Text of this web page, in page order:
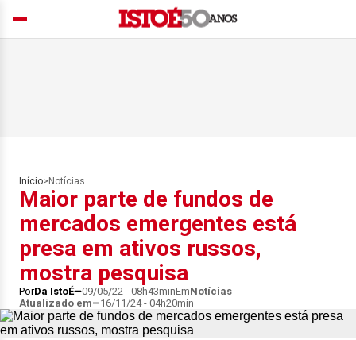
Início> Notícias
Maior parte de fundos de
mercados emergentes está
presa em ativos russos,
mostra pesquisa
PorDa IstoÉ 09/05/22 - 08h43minEmNotícias
Atualizado em
16/11/24 - 04h20min